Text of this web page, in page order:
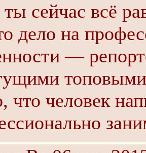
сейчас всё
дело на
—
что человек